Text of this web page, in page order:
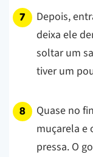
Depois,
deixa ele
soltar um
tiver um
Quase no
muçarela e
pressa. O